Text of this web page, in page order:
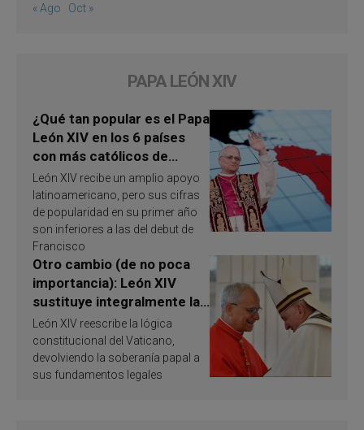
« Ago Oct »
PAPA LEÓN XIV
¿Qué tan popular es el Papa
León XIV en los 6 países
con más católicos de
América Latina en 2026?
Publican resultados de
investigación
León XIV recibe un amplio apoyo
latinoamericano, pero sus cifras
de popularidad en su primer año
son inferiores a las del debut de
Francisco
Otro cambio (de no poca
importancia): León XIV
sustituye integralmente la
ley vaticana de Papa
Francisco
León XIV reescribe la lógica
constitucional del Vaticano,
devolviendo la soberanía papal a
sus fundamentos legales